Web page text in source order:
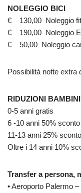
NOLEGGIO BICI
€ 130,00 Noleggio
€ 190,00 Noleggio
€ 50,00 Noleggio
Possibilità notte extra
RIDUZIONI
0-5 anni gratis
6 -10 anni 50% sconto
11-13 anni 25% sconto
Oltre i 14 anni 10%
Transfer a persona,
• Aeroporto Palermo